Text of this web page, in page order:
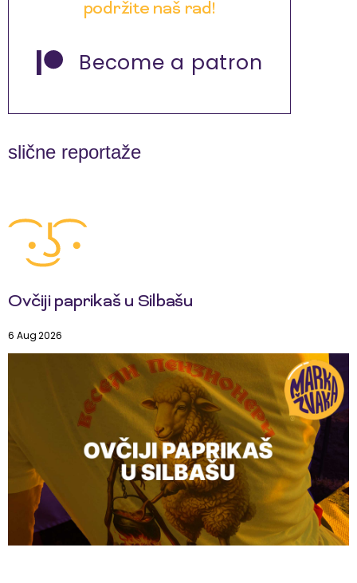
podržite naš rad!
Become a patron
slične reportaže
Ovčiji paprikaš u Silbašu
6 Aug 2026